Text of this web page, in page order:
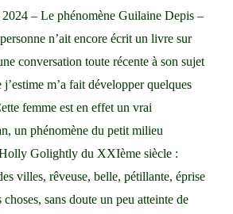
– Le phénomène Guilaine Depis –
n’ait encore écrit un livre sur
conversation toute récente à son sujet
m’a fait développer quelques
femme est en effet un vrai
un phénomène du petit milieu
Golightly du XXIème siècle :
villes, rêveuse, belle, pétillante, éprise
choses, sans doute un peu atteinte de